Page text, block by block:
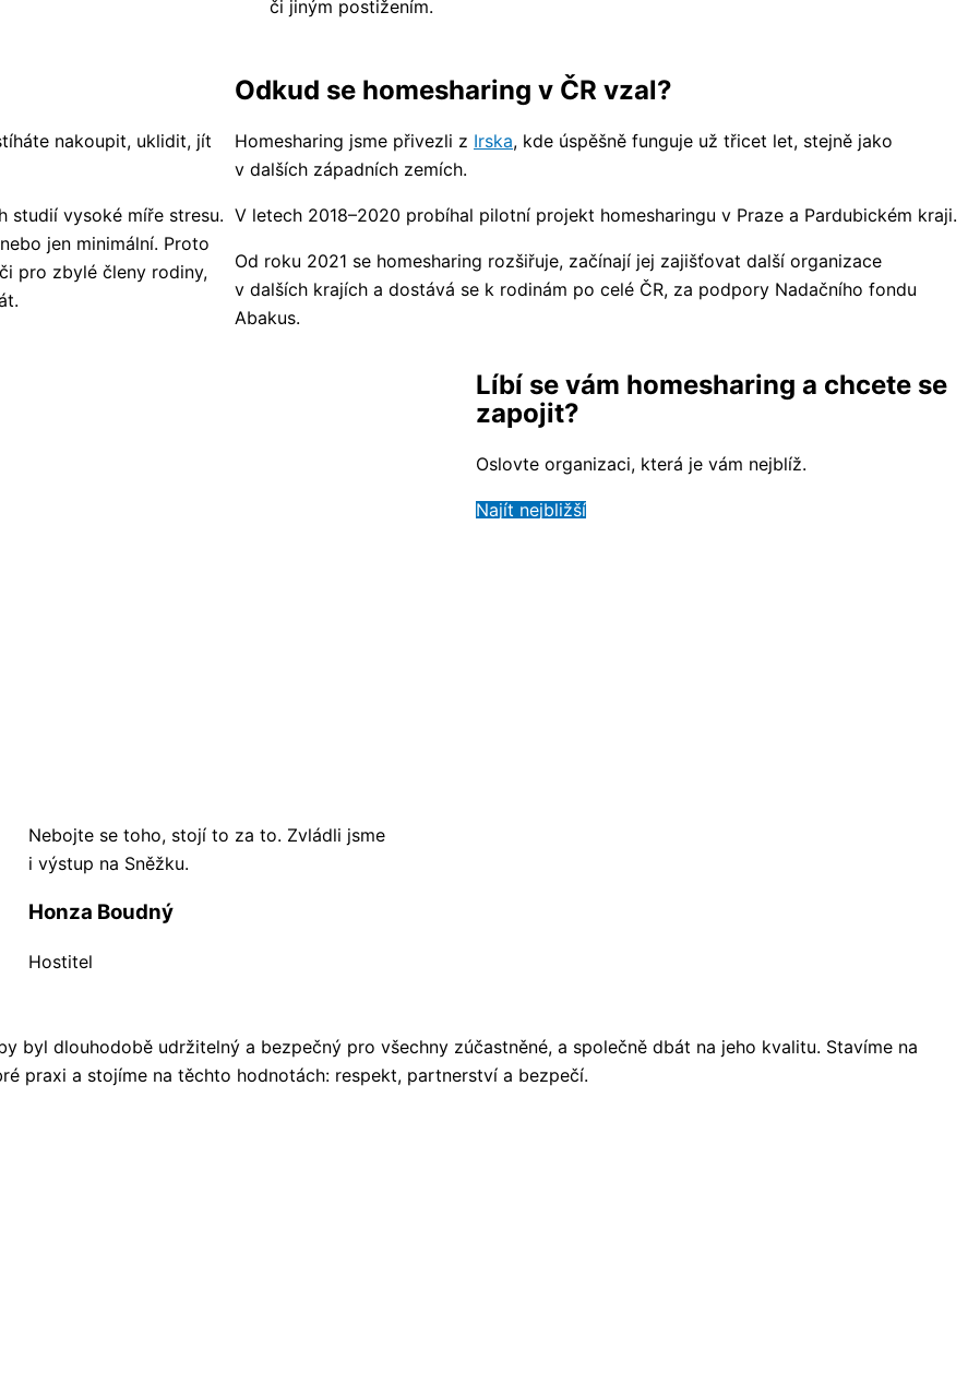
či jiným postižením.
nakoupit, uklidit, jít
studií vysoké míře stresu.
jen minimální. Proto
pro zbylé členy rodiny,
Odkud se homesharing v ČR vzal?
Homesharing jsme přivezli z Irska, kde úspěšně funguje už třicet let, stejně jako
v dalších západních zemích.
V letech 2018–2020 probíhal pilotní projekt homesharingu v Praze a Pardubickém kraji.
Od roku 2021 se homesharing rozšiřuje, začínají jej zajišťovat další organizace
v dalších krajích a dostává se k rodinám po celé ČR, za podpory Nadačního fondu
Abakus.
Nebojte se toho, stojí to za to. Zvládli jsme
i výstup na Sněžku.
Honza Boudný
Hostitel
Líbí se vám homesharing a chcete se
zapojit?
Oslovte organizaci, která je vám nejblíž.
Najít nejbližší
byl dlouhodobě udržitelný a bezpečný pro všechny zúčastněné, a společně dbát na jeho kvalitu. Stavíme na
praxi a stojíme na těchto hodnotách: respekt, partnerství a bezpečí.